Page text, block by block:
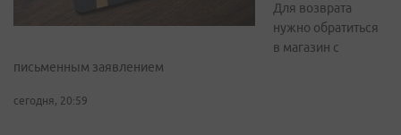
Для возврата
нужно обратиться
в магазин с
письменным заявлением
сегодня, 20:59